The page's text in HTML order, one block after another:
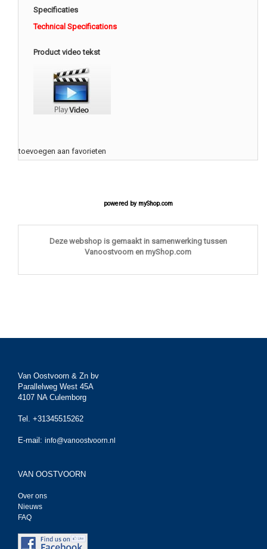
Specificaties
Technical Specifications
Product video tekst
toevoegen aan favorieten
powered by myShop.com
Deze webshop is gemaakt in samenwerking tussen
Vanoostvoorn en myShop.com
Van Oostvoorn & Zn bv
Parallelweg West 45A
4107 NA Culemborg
Tel. +31345515262
E-mail: info@vanoostvoorn.nl
VAN OOSTVOORN
Over ons
Nieuws
FAQ